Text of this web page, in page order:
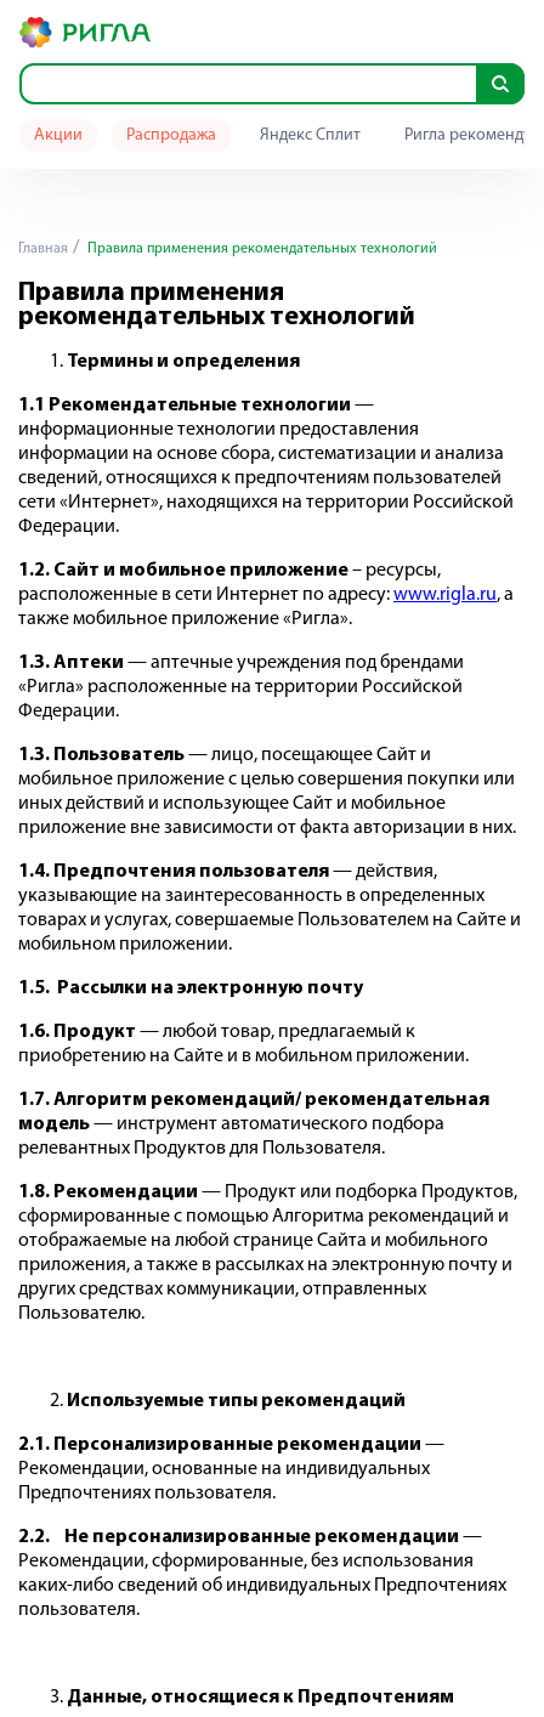
Акции Распродажа Яндекс Сплит Ригла
Главная Правила применения рекомендательных технологий
Правила применения
рекомендательных технологий
Термины и определения
1.1 Рекомендательные технологии —
информационные технологии предоставления
информации на основе сбора, систематизации и анализа
сведений, относящихся к предпочтениям пользователей
сети «Интернет», находящихся на территории Российской
Федерации.
1.2. Сайт и мобильное приложение– ресурсы,
расположенные в сети Интернет по адресу:www.rigla.ru,а
также мобильное приложение «Ригла».
1.3. Аптеки — аптечные учреждения под брендами
«Ригла» расположенные на территории Российской
Федерации.
1.3. Пользователь— лицо, посещающее Сайт и
мобильное приложение с целью совершения покупки или
иных действий и использующее Сайт и мобильное
приложение вне зависимости от факта авторизации в них.
1.4. Предпочтения пользователя— действия,
указывающие на заинтересованность в определенных
товарах и услугах,совершаемые Пользователем на Сайте и
мобильном приложении.
1.5. Рассылки на электронную почту
1.6. Продукт — любой товар, предлагаемый к
приобретению на Сайте и в мобильном приложении.
1.7. Алгоритм рекомендаций/ рекомендательная
модель— инструмент автоматического подбора
релевантных Продуктов для Пользователя.
1.8. Рекомендации — Продукт или подборка Продуктов,
сформированные с помощью Алгоритма рекомендаций и
отображаемые на любой странице Сайта и мобильного
приложения, а также в рассылках на электронную почту и
других средствах коммуникации, отправленных
Пользователю.
Используемые типы рекомендаций
2.1. Персонализированные рекомендации —
Рекомендации, основанные на индивидуальных
Предпочтениях пользователя.
2.2. Не персонализированные рекомендации —
Рекомендации, сформированные, без использования
каких-либо сведений об индивидуальных Предпочтениях
пользователя.
Данные, относящиеся к Предпочтениям